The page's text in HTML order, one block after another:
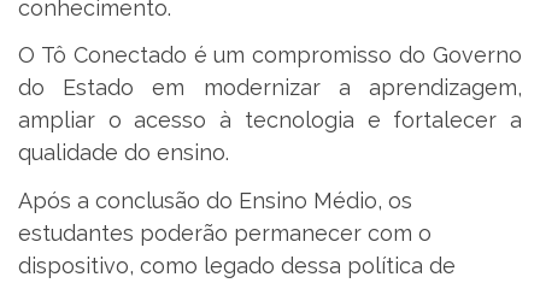
conhecimento.
O Tô Conectado é um compromisso do Governo
do Estado em modernizar a aprendizagem,
ampliar o acesso à tecnologia e fortalecer a
qualidade do ensino.
Após a conclusão do Ensino Médio, os
estudantes poderão permanecer com o
dispositivo, como legado dessa política de